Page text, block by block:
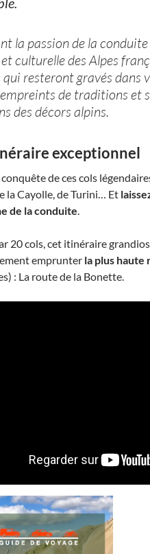
la passion de la
culturelle des Alpes
qui resteront gravés dans
de traditions et
des décors alpins.
exceptionnel
de ces cols
la Cayolle, de Turini… Et
de la conduite.
20 cols, cet itinéraire
emprunter la plus haute
: La route de la Bonette.